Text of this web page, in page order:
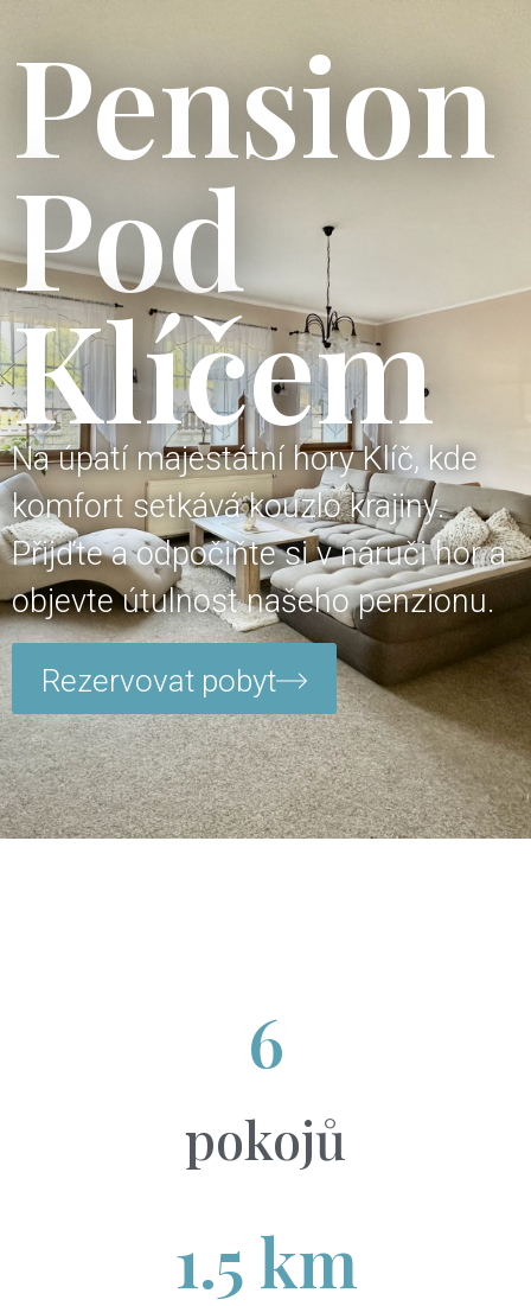
Pension
Pod
Klíčem
Na úpatí majestátní hory Klíč, kde
komfort setkává kouzlo krajiny.
Přijďte a odpočiňte si v náruči hor a
objevte útulnost našeho penzionu.
Rezervovat pobyt
pokojů
6
1.5 km